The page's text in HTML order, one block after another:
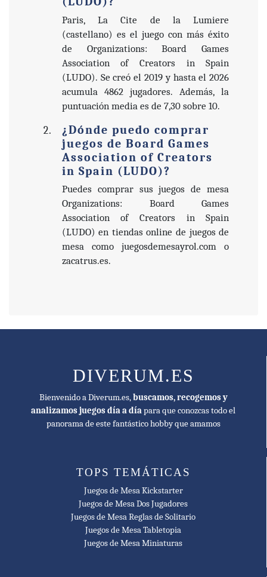
Paris, La Cite de la Lumiere
(castellano) es el juego con más éxito
de Organizations: Board Games
Association of Creators in Spain
(LUDO). Se creó el 2019 y hasta el 2026
acumula 4862 jugadores. Además, la
puntuación media es de 7,30 sobre 10.
¿Dónde puedo comprar
juegos de Board Games
Association of Creators
in Spain (LUDO)?
Puedes comprar sus juegos de mesa
Organizations: Board Games
Association of Creators in Spain
(LUDO) en tiendas online de juegos de
mesa como juegosdemesayrol.com o
zacatrus.es.
DIVERUM.ES
Bienvenido a Diverum.es,buscamos, recogemos y
analizamos juegos día a díapara que conozcas todo el
panorama de este fantástico hobby que amamos
TOPS TEMÁTICAS
Juegos de Mesa Kickstarter
Juegos de Mesa Dos Jugadores
Juegos de Mesa Reglas de Solitario
Juegos de Mesa Tabletopia
Juegos de Mesa Miniaturas